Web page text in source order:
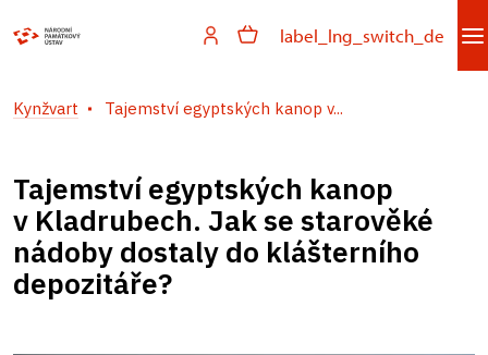
label_lng_switch_de
Kynžvart Tajemství egyptských kanop v...
Tajemství egyptských kanop
v Kladrubech. Jak se starověké
nádoby dostaly do klášterního
depozitáře?